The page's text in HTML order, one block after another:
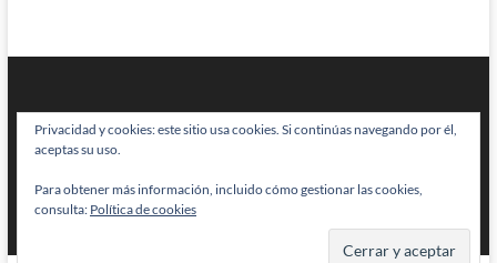
BRAINSTOMPING| Diseñado por:Theme Freesia|WordPress| © Todos
los derechos reservados
Privacidad y cookies: este sitio usa cookies. Si continúas navegando por él,
aceptas su uso.
Para obtener más información, incluido cómo gestionar las cookies,
consulta: Política de cookies